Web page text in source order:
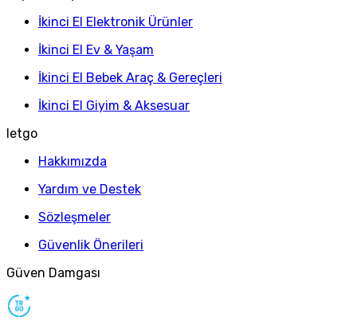
İkinci El Elektronik Ürünler
İkinci El Ev & Yaşam
İkinci El Bebek Araç & Gereçleri
İkinci El Giyim & Aksesuar
letgo
Hakkımızda
Yardım ve Destek
Sözleşmeler
Güvenlik Önerileri
Güven Damgası